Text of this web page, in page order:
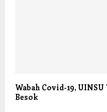
Wabah Covid-19,
Besok